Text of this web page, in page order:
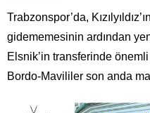
Trabzonspor’da,
gidememesinin ardından
Elsnik’in transferinde
Bordo-Mavililer son anda